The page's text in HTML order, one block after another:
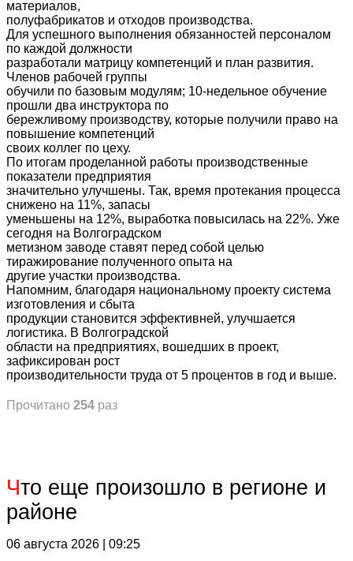
материалов,
полуфабрикатов и отходов производства.
Для успешного выполнения обязанностей персоналом
по каждой должности
разработали матрицу компетенций и план развития.
Членов рабочей группы
обучили по базовым модулям; 10-недельное обучение
прошли два инструктора по
бережливому производству, которые получили право на
повышение компетенций
своих коллег по цеху.
По итогам проделанной работы производственные
показатели предприятия
значительно улучшены. Так, время протекания процесса
снижено на 11%, запасы
уменьшены на 12%, выработка повысилась на 22%. Уже
сегодня на Волгоградском
метизном заводе ставят перед собой целью
тиражирование полученного опыта на
другие участки производства.
Напомним, благодаря национальному проекту система
изготовления и сбыта
продукции становится эффективней, улучшается
логистика. В Волгоградской
области на предприятиях, вошедших в проект,
зафиксирован рост
производительности труда от 5 процентов в год и выше.
Прочитано 254 раз
Что еще произошло в регионе и
районе
06 августа 2026 | 09:25